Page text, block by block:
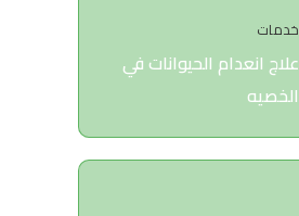
خدمات
علاج انعدام الحيوانات في
الخصيه